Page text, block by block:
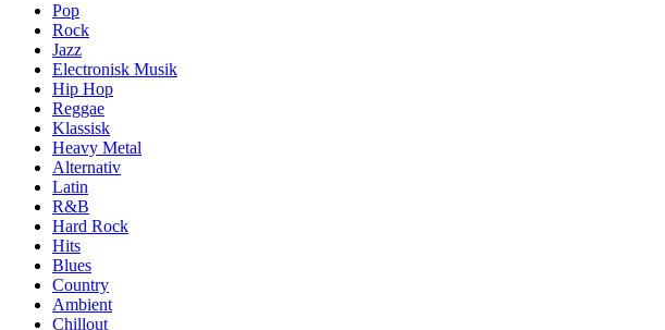
Pop
Rock
Jazz
Electronisk Musik
Hip Hop
Reggae
Klassisk
Heavy Metal
Alternativ
Latin
R&B
Hard Rock
Hits
Blues
Country
Ambient
Chillout